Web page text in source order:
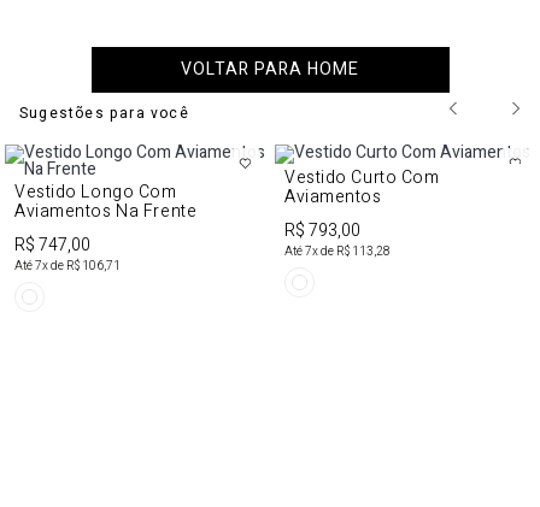
VOLTAR PARA HOME
Sugestões para você
Vestido Longo Com
Aviamentos Na Frente
R$ 747,00
Até7x de R$ 106,71
Vestido Curto Com
Aviamentos
R$ 793,00
Até7x de R$ 113,28